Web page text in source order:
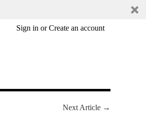
Sign in orCreate an account
Next Article →